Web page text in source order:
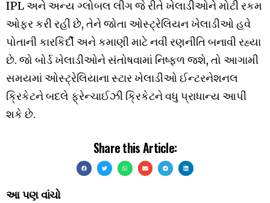
IPL અને અન્ય ગ્લોબલ લીગ જે રીતે ખેલાડીઓને મોટી રકમ
ઓફર કરી રહી છે, તેને જોતા ઓસ્ટ્રેલિયન ખેલાડીઓ હવે
પોતાની કારકિર્દી અને કમાણી માટે નવી રણનીતિ બનાવી રહ્યા
છે. જો બોર્ડ ખેલાડીઓને સંતોષવામાં નિષ્ફળ જશે, તો આગામી
સમયમાં ઓસ્ટ્રેલિયાના સ્ટાર ખેલાડીઓ ઈન્ટરનેશનલ
ક્રિકેટને બદલે ફ્રેન્ચાઈઝી ક્રિકેટને વધુ પ્રાધાન્ય આપી
શકે છે.
Share this Article:
આ પણ વાંચો